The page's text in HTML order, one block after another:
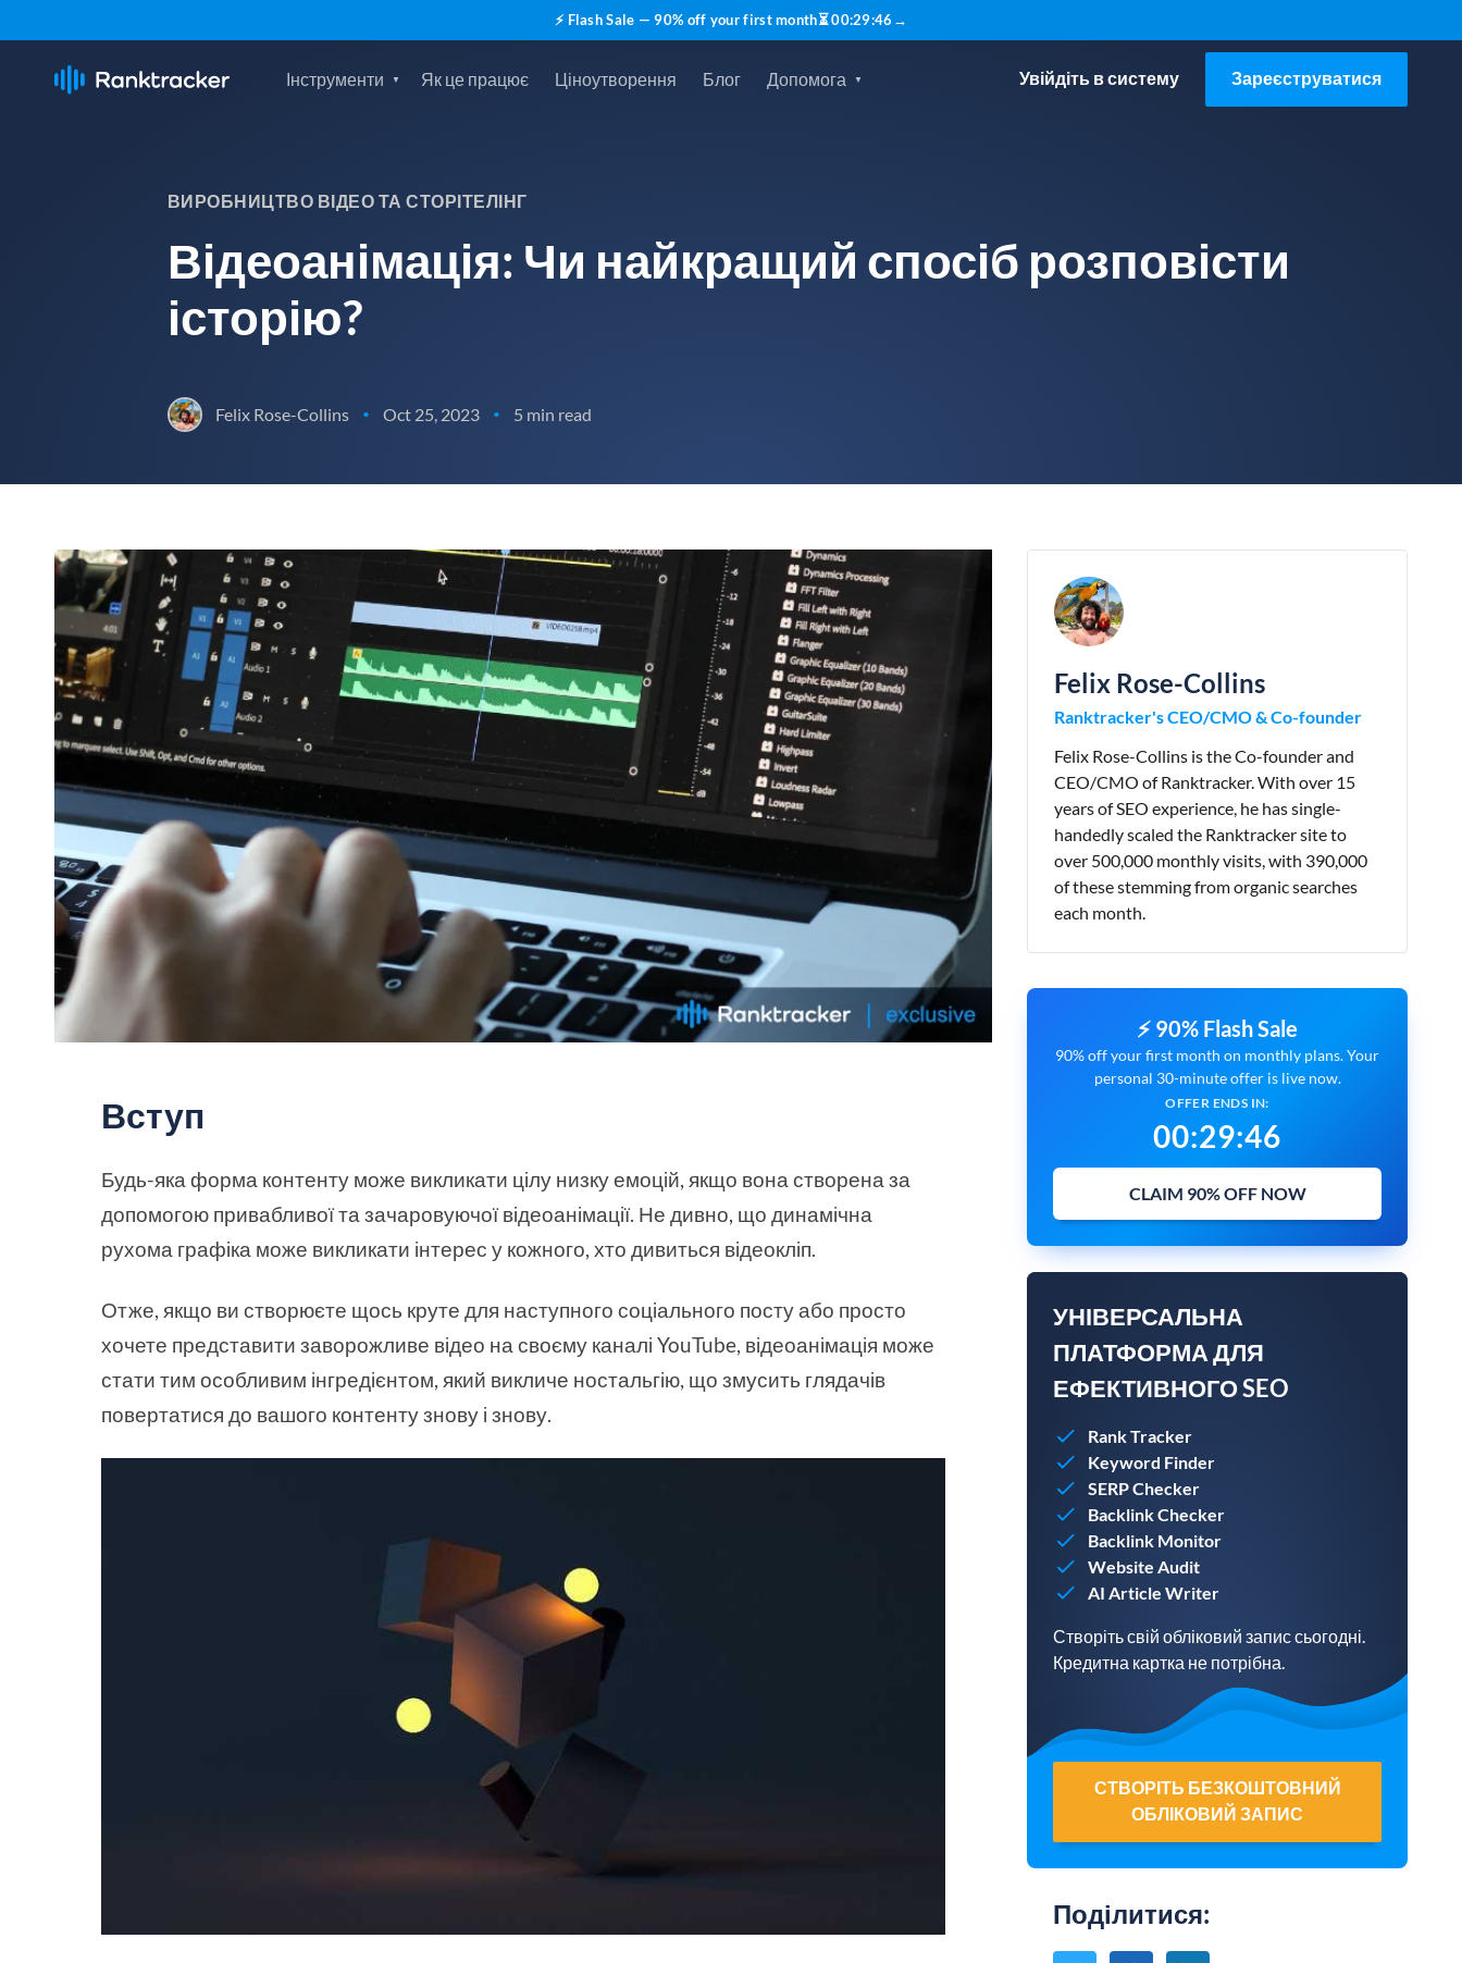
⚡ Flash Sale — 90% off your first month⏳00:29:45 →
Інструменти Як це працює Ціноутворення Блог Допомога Увійдіть в систему Зареєструватися
ВИРОБНИЦТВО ВІДЕО ТА СТОРІТЕЛІНГ
Відеоанімація: Чи найкращий спосіб розповісти
історію?
Felix Rose-Collins • Oct 25, 2023 • 5 min read
Вступ
Будь-яка форма контенту може викликати цілу низку емоцій, якщо вона створена за
допомогою привабливої та зачаровуючої відеоанімації. Не дивно, що динамічна
рухома графіка може викликати інтерес у кожного, хто дивиться відеокліп.
Отже, якщо ви створюєте щось круте для наступного соціального посту або просто
хочете представити заворожливе відео на своєму каналі YouTube, відеоанімація може
стати тим особливим інгредієнтом, який викличе ностальгію, що змусить глядачів
повертатися до вашого контенту знову і знову.
Felix Rose-Collins
Ranktracker's CEO/CMO & Co-founder
Felix Rose-Collins is the Co-founder and
CEO/CMO of Ranktracker. With over 15
years of SEO experience, he has single-
handedly scaled the Ranktracker site to
over 500,000 monthly visits, with 390,000
of these stemming from organic searches
each month.
⚡ 90% Flash Sale
90% off your first month on monthly plans. Your
personal 30-minute offer is live now.
OFFER ENDS IN:
00:29:45
CLAIM 90% OFF NOW
УНІВЕРСАЛЬНА
ПЛАТФОРМА ДЛЯ
ЕФЕКТИВНОГО SEO
Rank Tracker
Keyword Finder
SERP Checker
Backlink Checker
Backlink Monitor
Website Audit
AI Article Writer
Створіть свій обліковий запис сьогодні.
Кредитна картка не потрібна.
СТВОРІТЬ БЕЗКОШТОВНИЙ
ОБЛІКОВИЙ ЗАПИС
Поділитися: